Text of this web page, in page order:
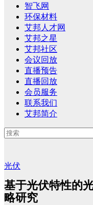
智飞网
环保材料
艾邦人才网
艾邦之星
艾邦社区
会议回放
直播预告
直播回放
会员服务
联系我们
艾邦简介
光伏
基于光伏特性的
略研究